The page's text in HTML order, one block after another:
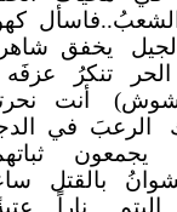
تجدْ للمآسي
عليك من
سقاه الدم
ومن غيبها
وما زلت منهم
وليسوا هواةً
أفِقْ..واسمعِ
وتلقَ نُواحَ